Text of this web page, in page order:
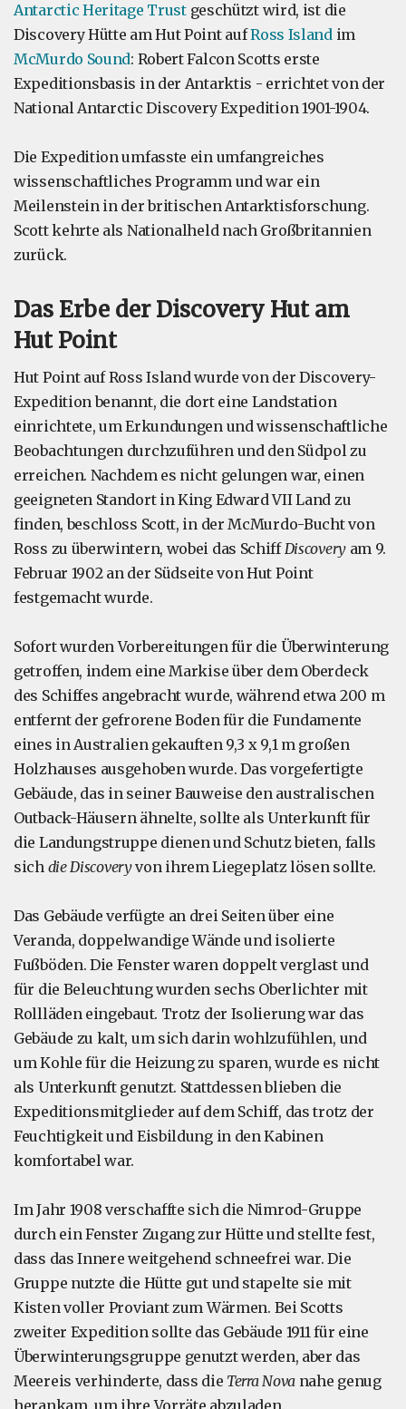
Antarctic Heritage Trustgeschützt wird, ist die
Discovery Hütte am Hut Point aufRoss Islandim
McMurdo Sound: Robert Falcon Scotts erste
Expeditionsbasis in der Antarktis - errichtet von der
National Antarctic Discovery Expedition 1901-1904.
Die Expedition umfasste ein umfangreiches
wissenschaftliches Programm und war ein
Meilenstein in der britischen Antarktisforschung.
Scott kehrte als Nationalheld nach Großbritannien
zurück.
Das Erbe der Discovery Hut am
Hut Point
Hut Point auf Ross Island wurde von der Discovery-
Expedition benannt, die dort eine Landstation
einrichtete, um Erkundungen und wissenschaftliche
Beobachtungen durchzuführen und den Südpol zu
erreichen. Nachdem es nicht gelungen war, einen
geeigneten Standort in King Edward VII Land zu
finden, beschloss Scott, in der McMurdo-Bucht von
Ross zu überwintern, wobei das SchiffDiscoveryam 9.
Februar 1902 an der Südseite von Hut Point
festgemacht wurde.
Sofort wurden Vorbereitungen für die Überwinterung
getroffen, indem eine Markise über dem Oberdeck
des Schiffes angebracht wurde, während etwa 200 m
entfernt der gefrorene Boden für die Fundamente
eines in Australien gekauften 9,3 x 9,1 m großen
Holzhauses ausgehoben wurde. Das vorgefertigte
Gebäude, das in seiner Bauweise den australischen
Outback-Häusern ähnelte, sollte als Unterkunft für
die Landungstruppe dienen und Schutz bieten, falls
sich die Discoveryvon ihrem Liegeplatz lösen sollte.
Das Gebäude verfügte an drei Seiten über eine
Veranda, doppelwandige Wände und isolierte
Fußböden. Die Fenster waren doppelt verglast und
für die Beleuchtung wurden sechs Oberlichter mit
Rollläden eingebaut. Trotz der Isolierung war das
Gebäude zu kalt, um sich darin wohlzufühlen, und
um Kohle für die Heizung zu sparen, wurde es nicht
als Unterkunft genutzt. Stattdessen blieben die
Expeditionsmitglieder auf dem Schiff, das trotz der
Feuchtigkeit und Eisbildung in den Kabinen
komfortabel war.
Im Jahr 1908 verschaffte sich die Nimrod-Gruppe
durch ein Fenster Zugang zur Hütte und stellte fest,
dass das Innere weitgehend schneefrei war. Die
Gruppe nutzte die Hütte gut und stapelte sie mit
Kisten voller Proviant zum Wärmen. Bei Scotts
zweiter Expedition sollte das Gebäude 1911 für eine
Überwinterungsgruppe genutzt werden, aber das
Meereis verhinderte, dass die Terra Nova nahe genug
herankam, um ihre Vorräte abzuladen.